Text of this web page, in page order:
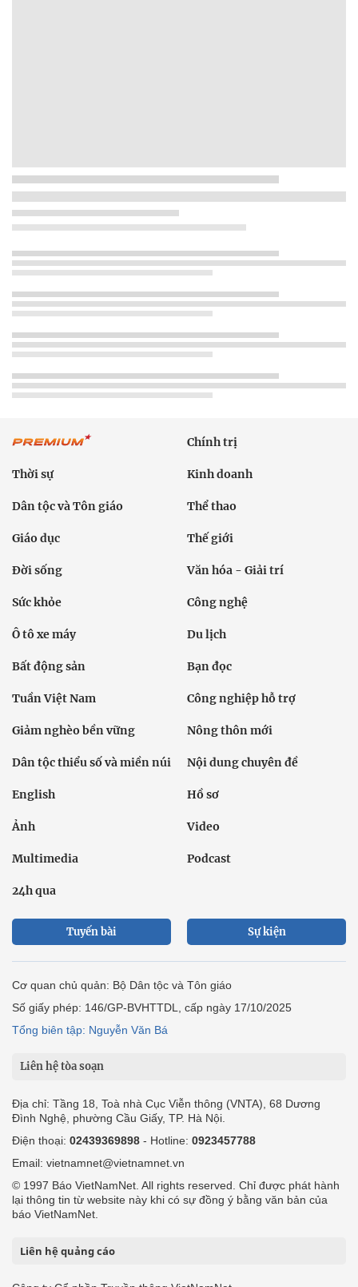
Chính trị
Thời sự Kinh doanh
Dân tộc và Tôn giáo Thể thao
Giáo dục Thế giới
Đời sống Văn hóa - Giải trí
Sức khỏe Công nghệ
Ô tô xe máy Du lịch
Bất động sản Bạn đọc
Tuần Việt Nam Công nghiệp hỗ trợ
Giảm nghèo bền vững Nông thôn mới
Dân tộc thiểu số và miền núi Nội dung chuyên đề
English Hồ sơ
Ảnh Video
Multimedia Podcast
24h qua
Tuyến bài Sự kiện
Cơ quan chủ quản: Bộ Dân tộc và Tôn giáo
Số giấy phép: 146/GP-BVHTTDL, cấp ngày 17/10/2025
Tổng biên tập: Nguyễn Văn Bá
Liên hệ tòa soạn
Địa chỉ: Tầng 18, Toà nhà Cục Viễn thông (VNTA), 68 Dương
Đình Nghệ, phường Cầu Giấy, TP. Hà Nội.
Điện thoại: 02439369898 - Hotline: 0923457788
Email: vietnamnet@vietnamnet.vn
© 1997 Báo VietNamNet. All rights reserved. Chỉ được phát hành
lại thông tin từ website này khi có sự đồng ý bằng văn bản của
báo VietNamNet.
Liên hệ quảng cáo